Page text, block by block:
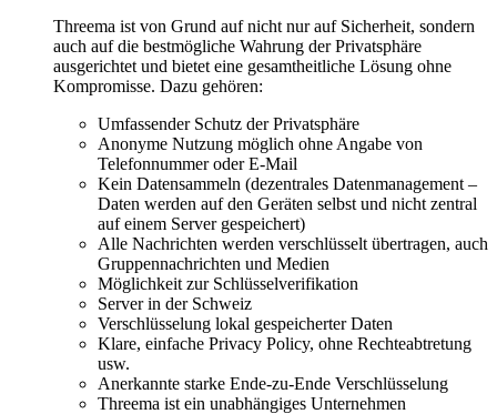
Threema ist von Grund auf nicht nur auf Sicherheit, sondern
auch auf die bestmögliche Wahrung der Privatsphäre
ausgerichtet und bietet eine gesamtheitliche Lösung ohne
Kompromisse. Dazu gehören:
Umfassender Schutz der Privatsphäre
Anonyme Nutzung möglich ohne Angabe von
Telefonnummer oder E-Mail
Kein Datensammeln (dezentrales Datenmanagement –
Daten werden auf den Geräten selbst und nicht zentral
auf einem Server gespeichert)
Alle Nachrichten werden verschlüsselt übertragen, auch
Gruppennachrichten und Medien
Möglichkeit zur Schlüsselverifikation
Server in der Schweiz
Verschlüsselung lokal gespeicherter Daten
Klare, einfache Privacy Policy, ohne Rechteabtretung
usw.
Anerkannte starke Ende-zu-Ende Verschlüsselung
Threema ist ein unabhängiges Unternehmen